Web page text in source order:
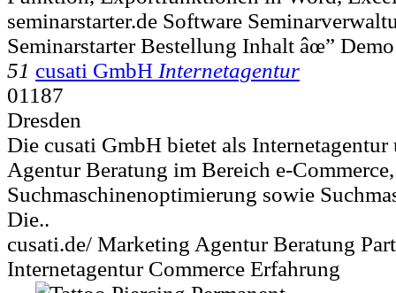
seminarstarter.de Software
Seminarstarter Bestellung Inhalt âœ”
51 cusati GmbH Internetagentur
01187
Dresden
Die cusati GmbH bietet als
Agentur Beratung im Bereich e-Commerce,
Suchmaschinenoptimierung sowie
Die..
cusati.de/ Marketing Agentur Beratung
Internetagentur Commerce Erfahrung